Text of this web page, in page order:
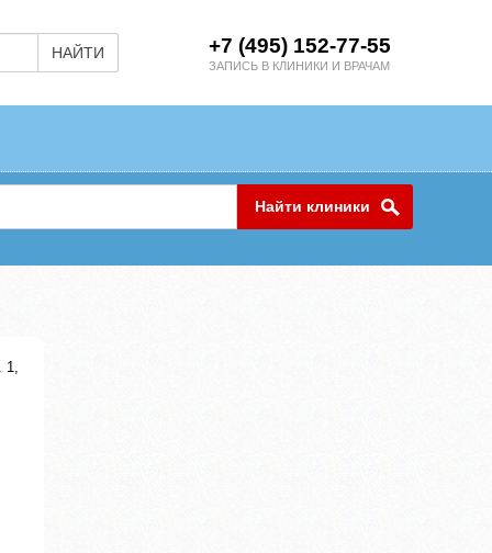
НАЙТИ +7 (495) 152-77-55
ЗАПИСЬ В КЛИНИКИ И ВРАЧАМ
Найти клиники
1,